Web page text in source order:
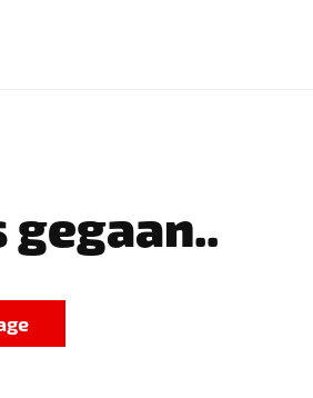
gegaan..